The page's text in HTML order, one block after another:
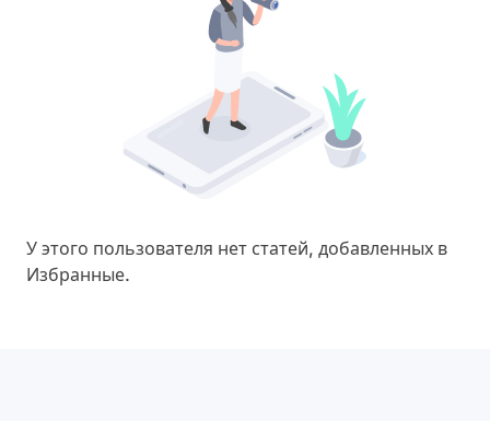
У этого пользователя нет статей, добавленных в
Избранные.